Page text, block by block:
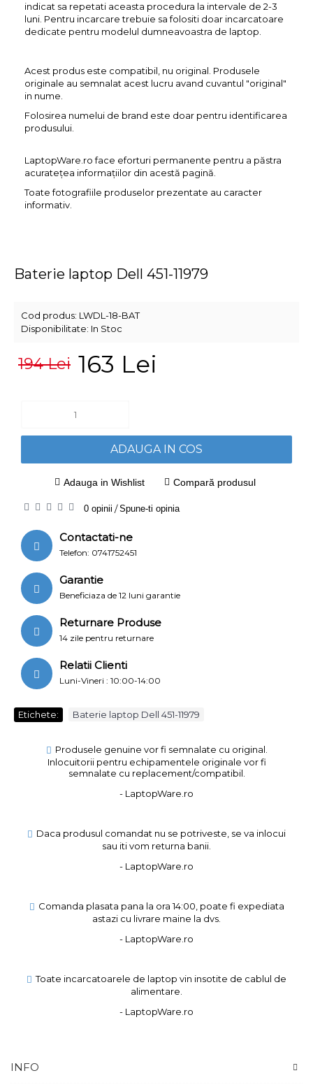
indicat sa repetati aceasta procedura la intervale de 2-3
luni. Pentru incarcare trebuie sa folositi doar incarcatoare
dedicate pentru modelul dumneavoastra de laptop.
Acest produs este compatibil, nu original. Produsele
originale au semnalat acest lucru avand cuvantul "original"
in nume.
Folosirea numelui de brand este doar pentru identificarea
produsului.
LaptopWare.ro face eforturi permanente pentru a păstra
acurateţea informaţiilor din acestă pagină.
Toate fotografiile produselor prezentate au caracter
informativ.
Baterie laptop Dell 451-11979
Cod produs: LWDL-18-BAT
Disponibilitate: In Stoc
194 Lei 163 Lei
ADAUGA IN COS
Adauga in Wishlist Compară produsul
0 opinii /Spune-ti opinia
Contactati-ne
Telefon: 0741752451
Garantie
Beneficiaza de 12 luni garantie
Returnare Produse
14 zile pentru returnare
Relatii Clienti
Luni-Vineri : 10:00-14:00
Etichete: Baterie laptop Dell 451-11979
Produsele genuine vor fi semnalate cu original.
Inlocuitorii pentru echipamentele originale vor fi
semnalate cu replacement/compatibil.
- LaptopWare.ro
Daca produsul comandat nu se potriveste, se va inlocui
sau iti vom returna banii.
- LaptopWare.ro
Comanda plasata pana la ora 14:00, poate fi expediata
astazi cu livrare maine la dvs.
- LaptopWare.ro
Toate incarcatoarele de laptop vin insotite de cablul de
alimentare.
- LaptopWare.ro
INFO